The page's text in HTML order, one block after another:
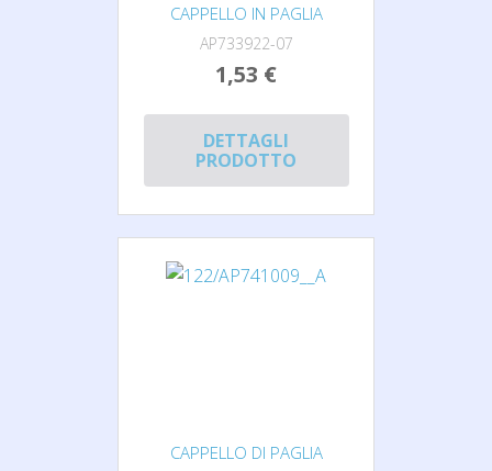
CAPPELLO IN PAGLIA
AP733922-07
1,53 €
DETTAGLI
PRODOTTO
CAPPELLO DI PAGLIA